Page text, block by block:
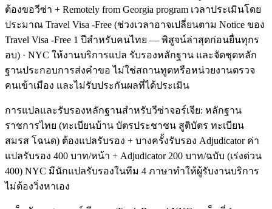
ต้องขอวีซ่า + Remotely from Georgia program เวลาประเมินโดย
ประมาณ Travel Visa -Free (ช่วงเวลาอาจเปลี่ยนตาม Notice ของ
Travel Visa -Free 1 ปีสำหรับคนไทย — พิสูจน์ล่าสุดก่อนยื่นทุกร
อบ) · NYC ให้งานบริการแปล รับรองหลักฐาน และจัดชุดหลัก
ฐานประกอบการส่งคำขอ ไม่ใช่สถานทูตหรือหน่วยงานตรวจ
คนเข้าเมือง และไม่รับประกันผลที่ได้ประเมิน
การแปลและรับรองหลักฐานสำหรับวีซ่าจอร์เจีย: หลักฐาน
ราชการไทย (ทะเบียนบ้าน บัตรประชาชน สูติบัตร ทะเบียน
สมรส โฉนด) ต้องแปลรับรอง + บางครั้งรับรอง Adjudicator ค่า
แปลรับรอง 400 บาท/หน้า + Adjudicator 200 บาท/ฉบับ (เร่งด่วน
400) NYC มีนักแปลรับรองในทีม 4 ภาษาทำให้ผู้รับงานบริการ
ไม่ต้องวิ่งหาเอง